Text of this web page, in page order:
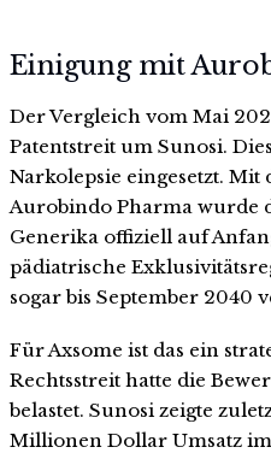
Einigung mit
Der Vergleich vom Mai
Patentstreit um Sunosi.
Narkolepsie eingesetzt.
Aurobindo Pharma wurde
Generika offiziell auf
pädiatrische
sogar bis September 2040
Für Axsome ist das ein
Rechtsstreit hatte die
belastet. Sunosi zeigte
Millionen Dollar Umsatz